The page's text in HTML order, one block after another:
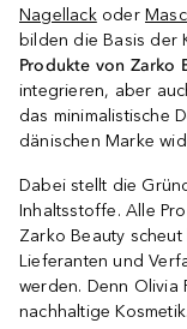
Nagellackoder
bilden die Basis der
Produkte von Zarko
integrieren, aber
das minimalistische
dänischen Marke
Dabei stellt die
Inhaltsstoffe. Alle
Zarko Beauty
Lieferanten und
werden. Denn Olivia
nachhaltige Kosmetik.